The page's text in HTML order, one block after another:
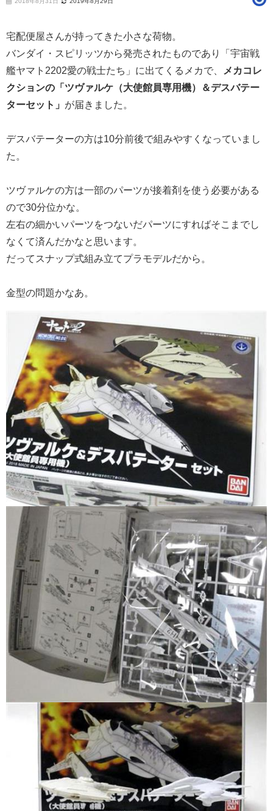
宅配便屋さんが持ってきた小さな荷物。
バンダイ・スピリッツから発売されたものであり「宇宙戦
艦ヤマト2202愛の戦士たち」に出てくるメカで、
メカコレ
クションの「ツヴァルケ（大使館員専用機）＆デスバテー
ターセット」 が届きました。
デスバテーターの方は10分前後で組みやすくなっていまし
た。
ツヴァルケの方は一部のパーツが接着剤を使う必要がある
ので30分位かな。
左右の細かいパーツをつないだパーツにすればそこまでし
なくて済んだかなと思います。
だってスナップ式組み立てプラモデルだから。
金型の問題かなあ。